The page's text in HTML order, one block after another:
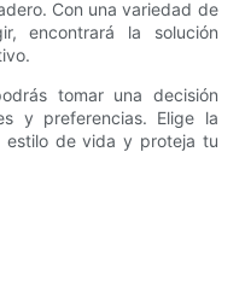
Con una variedad de
encontrará la solución
tomar una decisión
y preferencias. Elige la
de vida y proteja tu